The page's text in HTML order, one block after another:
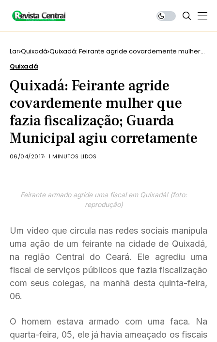
Lar Quixadá Quixadá: Feirante agride covardemente mulher
Quixadá
Quixadá: Feirante agride
covardemente mulher que
fazia fiscalização; Guarda
Municipal agiu corretamente
06/04/2017 1 MINUTOS LIDOS
Feirante armado agride uma fiscal em Quixadá! (foto:
reprodução)
Um vídeo que circula nas redes sociais manipula
uma ação de um feirante na cidade de Quixadá,
na região Central do Ceará. Ele agrediu uma
fiscal de serviços públicos que fazia fiscalização
com seus colegas, na manhã desta quinta-feira,
06.
O homem estava armado com uma faca. Na
quarta-feira, 05, ele já havia ameaçado os fiscais